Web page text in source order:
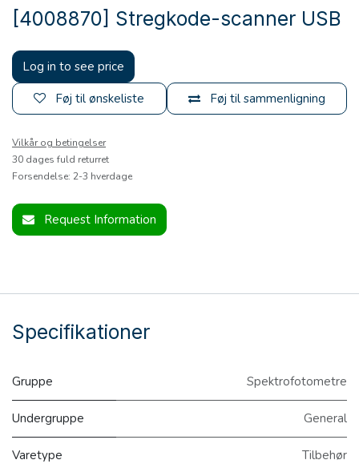
[4008870] Stregkode-scanner USB
Log in to see price
Føj til sammenligning
Føj til ønskeliste
Vilkår og betingelser
30 dages fuld returret
Forsendelse: 2-3 hverdage
Request Information
Specifikationer
Gruppe Spektrofotometre
Undergruppe General
Varetype Tilbehør